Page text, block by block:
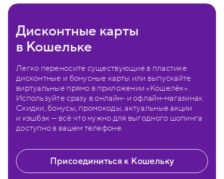
Дисконтные карты
в Кошельке
Легко переносите существующие в пластике
дисконтные и бонусные карты или выпускайте
виртуальные прямо в приложении «Кошелёк».
Используйте сразу в онлайн- и офлайн-магазинах.
Скидки, бонусы, промокоды, актуальные акции
и кэшбэк — всё что нужно для выгодного шопинга
доступно в вашем телефоне.
Присоединиться к Кошельку